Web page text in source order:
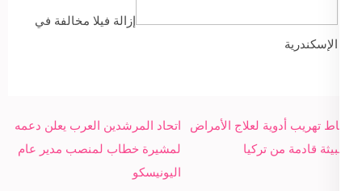
إزالة فيلا مخالفة في
الإسكندرية
Post
navigation
اتحاد المرشدين العرب يعلن دعمه
لمشيرة خطاب لمنصب مدير عام
اليونيسكو
إحباط تهريب أدوية لعلاج الأمراض
الخبيثة قادمة من تركيا